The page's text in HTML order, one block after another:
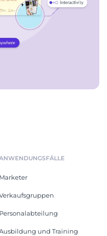
Marketer
Personalabteilung
und Training